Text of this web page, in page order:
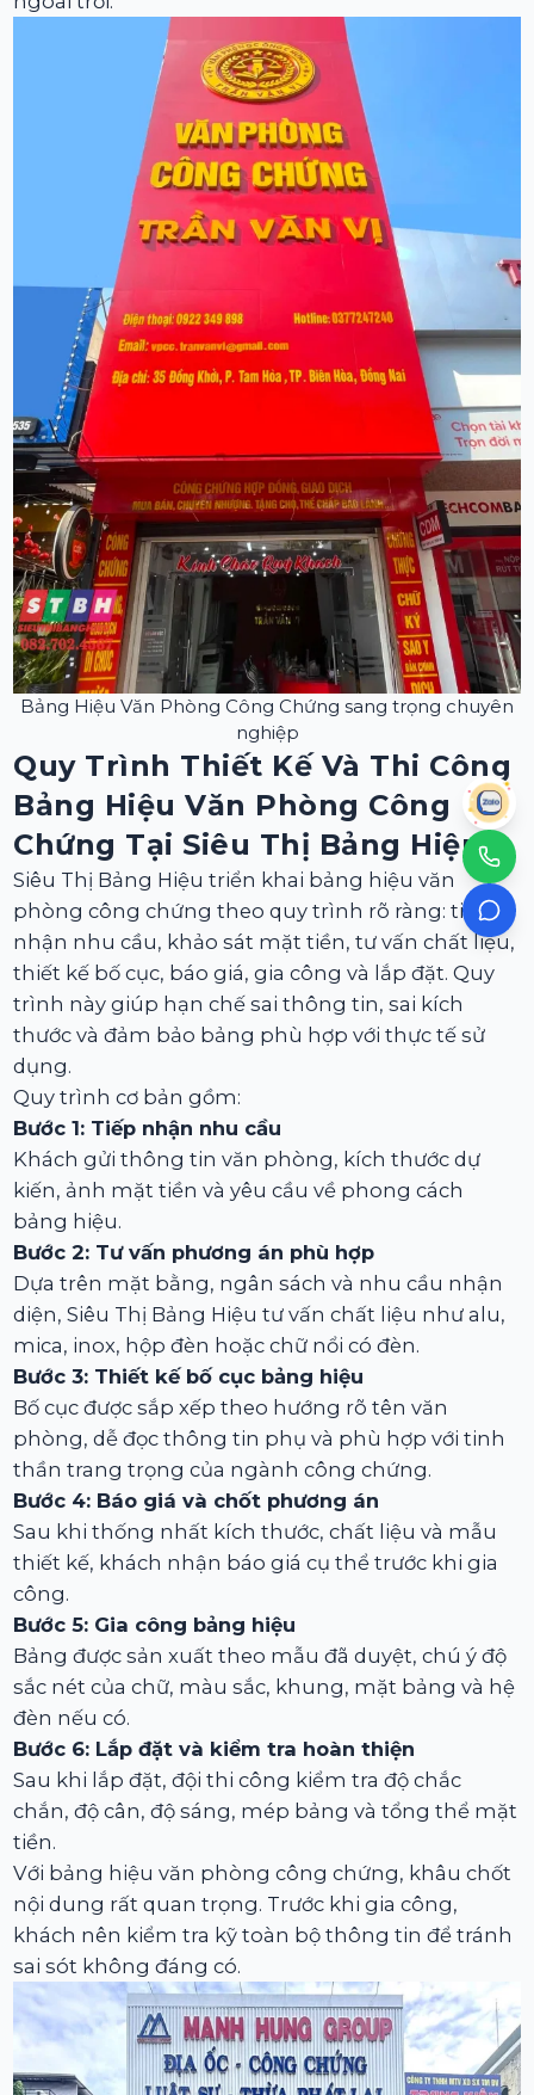
Bảng Hiệu Văn Phòng Công Chứng sang trọng chuyên
nghiệp
Quy Trình Thiết Kế Và Thi Công
Bảng Hiệu Văn Phòng Công
Chứng Tại Siêu Thị Bảng Hiệu
Siêu Thị Bảng Hiệu triển khai bảng hiệu văn
phòng công chứng theo quy trình rõ ràng: tiếp
nhận nhu cầu, khảo sát mặt tiền, tư vấn chất liệu,
thiết kế bố cục, báo giá, gia công và lắp đặt. Quy
trình này giúp hạn chế sai thông tin, sai kích
thước và đảm bảo bảng phù hợp với thực tế sử
dụng.
Quy trình cơ bản gồm:
Bước 1: Tiếp nhận nhu cầu
Khách gửi thông tin văn phòng, kích thước dự
kiến, ảnh mặt tiền và yêu cầu về phong cách
bảng hiệu.
Bước 2: Tư vấn phương án phù hợp
Dựa trên mặt bằng, ngân sách và nhu cầu nhận
diện, Siêu Thị Bảng Hiệu tư vấn chất liệu như alu,
mica, inox, hộp đèn hoặc chữ nổi có đèn.
Bước 3: Thiết kế bố cục bảng hiệu
Bố cục được sắp xếp theo hướng rõ tên văn
phòng, dễ đọc thông tin phụ và phù hợp với tinh
thần trang trọng của ngành công chứng.
Bước 4: Báo giá và chốt phương án
Sau khi thống nhất kích thước, chất liệu và mẫu
thiết kế, khách nhận báo giá cụ thể trước khi gia
công.
Bước 5: Gia công bảng hiệu
Bảng được sản xuất theo mẫu đã duyệt, chú ý độ
sắc nét của chữ, màu sắc, khung, mặt bảng và hệ
đèn nếu có.
Bước 6: Lắp đặt và kiểm tra hoàn thiện
Sau khi lắp đặt, đội thi công kiểm tra độ chắc
chắn, độ cân, độ sáng, mép bảng và tổng thể mặt
tiền.
Với bảng hiệu văn phòng công chứng, khâu chốt
nội dung rất quan trọng. Trước khi gia công,
khách nên kiểm tra kỹ toàn bộ thông tin để tránh
sai sót không đáng có.